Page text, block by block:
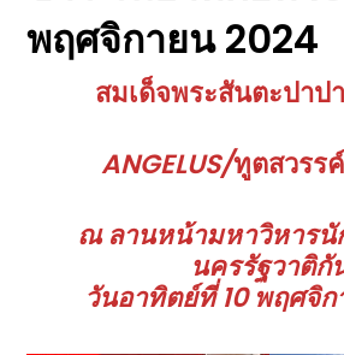
พฤศจิกายน 2024
สมเด็จพระสันตะปาป
ANGELUS/ทูตสวรร
ณ ลานหน้ามหาวิหารนั
นครรัฐวาติกั
วันอาทิตย์ที่ 10 พฤศจิ